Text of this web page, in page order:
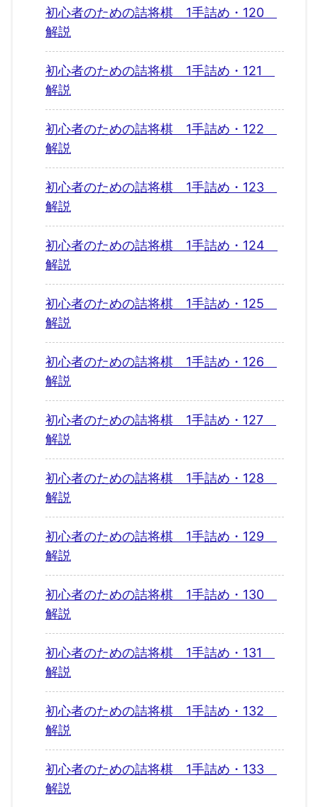
初心者のための詰将棋 1手詰め・120
解説
初心者のための詰将棋 1手詰め・121
解説
初心者のための詰将棋 1手詰め・122
解説
初心者のための詰将棋 1手詰め・123
解説
初心者のための詰将棋 1手詰め・124
解説
初心者のための詰将棋 1手詰め・125
解説
初心者のための詰将棋 1手詰め・126
解説
初心者のための詰将棋 1手詰め・127
解説
初心者のための詰将棋 1手詰め・128
解説
初心者のための詰将棋 1手詰め・129
解説
初心者のための詰将棋 1手詰め・130
解説
初心者のための詰将棋 1手詰め・131
解説
初心者のための詰将棋 1手詰め・132
解説
初心者のための詰将棋 1手詰め・133
解説